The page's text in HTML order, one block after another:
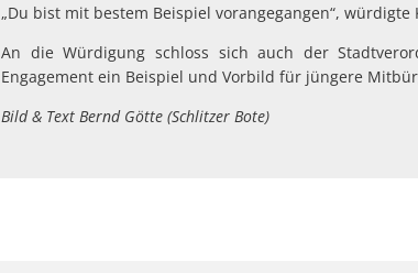
„Du bist mit bestem Beispiel vorangegangen“, würdigte
An die Würdigung schloss sich auch der
Engagement ein Beispiel und Vorbild für jüngere
Bild & Text Bernd Götte (Schlitzer Bote)